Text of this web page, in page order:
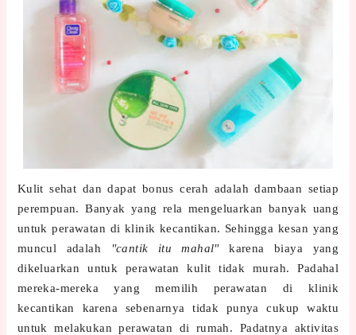
Kulit sehat dan dapat bonus cerah adalah dambaan setiap
perempuan. Banyak yang rela mengeluarkan banyak uang
untuk perawatan di klinik kecantikan. Sehingga kesan yang
muncul adalah
"cantik itu mahal"karena biaya yang
dikeluarkan untuk perawatan kulit tidak murah. Padahal
mereka-mereka yang memilih perawatan di klinik
kecantikan karena sebenarnya tidak punya cukup waktu
untuk melakukan perawatan di rumah. Padatnya aktivitas